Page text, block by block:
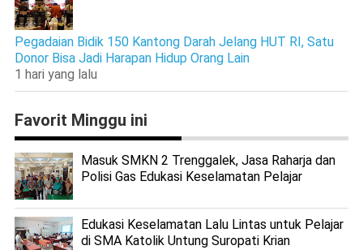
Pegadaian Bidik 150 Kantong Darah Jelang HUT RI, Satu
Donor Bisa Jadi Harapan Hidup Orang Lain
1 hari yang lalu
Favorit Minggu ini
Masuk SMKN 2 Trenggalek, Jasa Raharja dan
Polisi Gas Edukasi Keselamatan Pelajar
Edukasi Keselamatan Lalu Lintas untuk Pelajar
di SMA Katolik Untung Suropati Krian